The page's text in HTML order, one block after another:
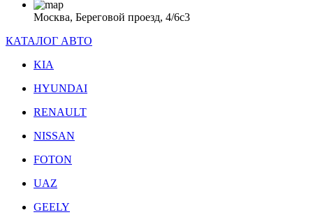
Москва, Береговой проезд, 4/6с3
КАТАЛОГ АВТО
KIA
HYUNDAI
RENAULT
NISSAN
FOTON
UAZ
GEELY